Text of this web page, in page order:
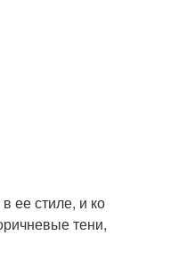
ее стиле, и ко
тени,